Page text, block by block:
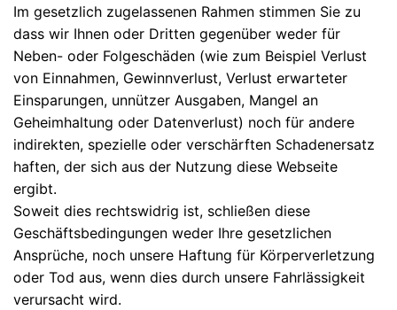
Im gesetzlich zugelassenen Rahmen stimmen Sie zu
dass wir Ihnen oder Dritten gegenüber weder für
Neben- oder Folgeschäden (wie zum Beispiel Verlust
von Einnahmen, Gewinnverlust, Verlust erwarteter
Einsparungen, unnützer Ausgaben, Mangel an
Geheimhaltung oder Datenverlust) noch für andere
indirekten, spezielle oder verschärften Schadenersatz
haften, der sich aus der Nutzung diese Webseite
ergibt.
Soweit dies rechtswidrig ist, schließen diese
Geschäftsbedingungen weder Ihre gesetzlichen
Ansprüche, noch unsere Haftung für Körperverletzung
oder Tod aus, wenn dies durch unsere Fahrlässigkeit
verursacht wird.